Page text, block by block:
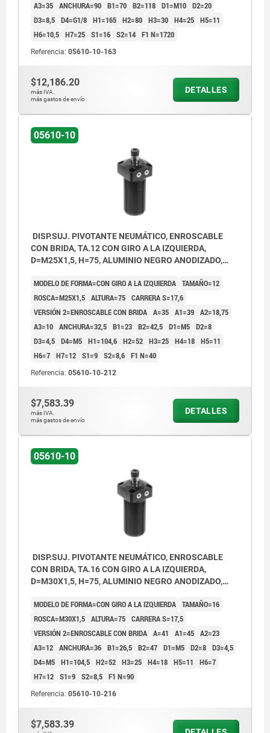
A3=35 ANCHURA=90 B1=70 B2=118 D1=M10 D2=20
D3=8,5 D4=G1/8 H1=165 H2=80 H3=30 H4=25 H5=11
H6=10,5 H7=25 S1=16 S2=14 F1 N=1720
Referencia: 05610-10-163
$12,186.20
más IVA.
más gastos de envío
DETALLES
05610-10
DISP.SUJ. PIVOTANTE NEUMÁTICO, ENROSCABLE
CON BRIDA, TA.12 CON GIRO A LA IZQUIERDA,
D=M25X1,5, H=75, ALUMINIO NEGRO ANODIZADO,
MODELO DE FORMA=CON GIRO A LA IZQUIERDA TAMAÑO=12
ROSCA=M25X1,5 ALTURA=75 CARRERA S=17,6
VERSIÓN 2=ENROSCABLE CON BRIDA A=35 A1=39 A2=18,75
A3=10 ANCHURA=32,5 B1=23 B2=42,5 D1=M5 D2=8
D3=4,5 D4=M5 H1=104,6 H2=52 H3=25 H4=18 H5=11
H6=7 H7=12 S1=9 S2=8,6 F1 N=40
Referencia: 05610-10-212
$7,583.39
más IVA.
más gastos de envío
DETALLES
05610-10
DISP.SUJ. PIVOTANTE NEUMÁTICO, ENROSCABLE
CON BRIDA, TA.16 CON GIRO A LA IZQUIERDA,
D=M30X1,5, H=75, ALUMINIO NEGRO ANODIZADO,
MODELO DE FORMA=CON GIRO A LA IZQUIERDA TAMAÑO=16
ROSCA=M30X1,5 ALTURA=75 CARRERA S=17,5
VERSIÓN 2=ENROSCABLE CON BRIDA A=41 A1=45 A2=23
A3=12 ANCHURA=36 B1=26,5 B2=47 D1=M5 D2=8 D3=4,5
D4=M5 H1=104,5 H2=52 H3=25 H4=18 H5=11
H6=7
H7=12 S1=9 S2=8,5 F1 N=90
Referencia: 05610-10-216
$7,583.39